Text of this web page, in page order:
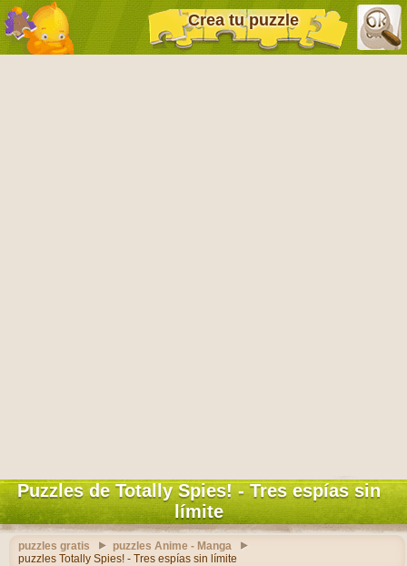
Crea tu puzzle
Puzzles de Totally Spies! - Tres espías sin
límite
puzzles gratis
puzzles Anime - Manga
puzzles Totally Spies! - Tres espías sin límite